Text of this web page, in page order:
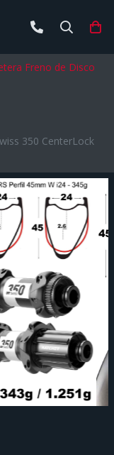
Buscar
Freno de Disco
350 CenterLock